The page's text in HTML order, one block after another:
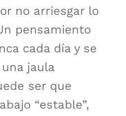
no arriesgar lo
pensamiento
cada día y se
jaula
ser que
“estable”,